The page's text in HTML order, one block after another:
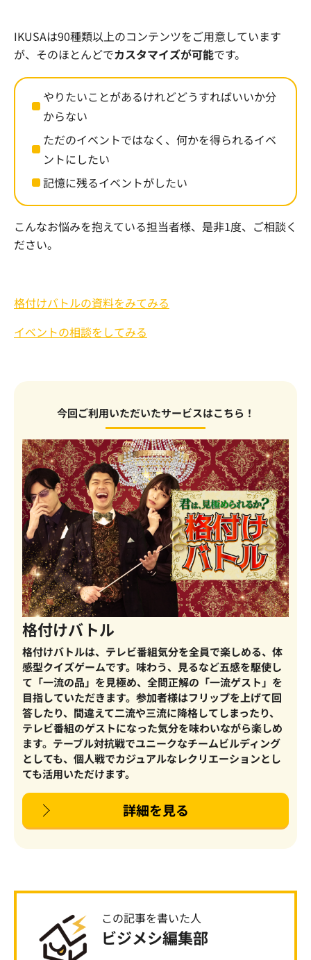
IKUSAは90種類以上のコンテンツをご用意しています
が、そのほとんどでカスタマイズが可能です。
やりたいことがあるけれどどうすればいいか分
からない
ただのイベントではなく、何かを得られるイベ
ントにしたい
記憶に残るイベントがしたい
こんなお悩みを抱えている担当者様、是非1度、ご相談く
ださい。
格付けバトルの資料をみてみる
イベントの相談をしてみる
今回ご利用いただいたサービスはこちら！
格付けバトル
格付けバトルは、テレビ番組気分を全員で楽しめる、体
感型クイズゲームです。味わう、見るなど五感を駆使し
て「一流の品」を見極め、全問正解の「一流ゲスト」を
目指していただきます。参加者様はフリップを上げて回
答したり、間違えて二流や三流に降格してしまったり、
テレビ番組のゲストになった気分を味わいながら楽しめ
ます。テーブル対抗戦でユニークなチームビルディング
としても、個人戦でカジュアルなレクリエーションとし
ても活用いただけます。
詳細を見る
この記事を書いた人
ビジメシ編集部